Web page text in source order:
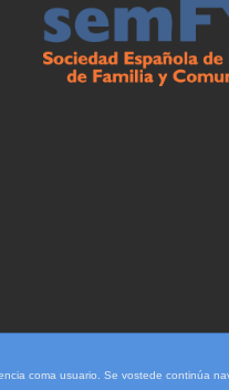
coma usuario. Se vostede continúa